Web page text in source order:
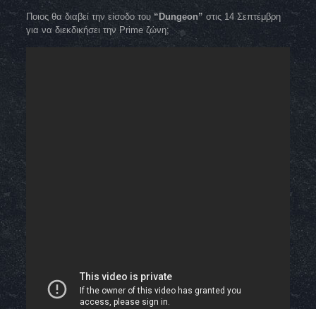
Ποιος θα διαβεί την είσοδο του“Dungeon” στις 14 Σεπτέμβρη
για να διεκδικήσει την Prime ζώνη;